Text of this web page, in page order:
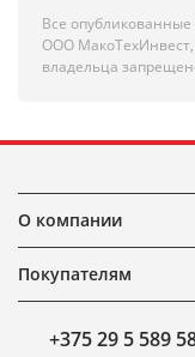
Все
ООО
владельца
О компании
Покупателям
+375 29 5 589